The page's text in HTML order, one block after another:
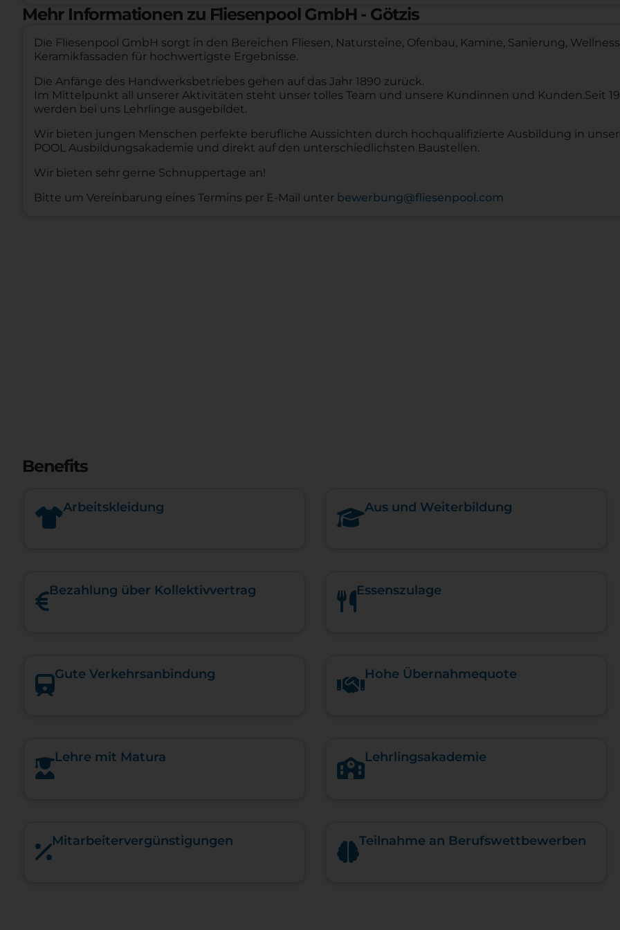
Mehr Informationen zu Fliesenpool GmbH - Götzis
Die Fliesenpool GmbH sorgt in den Bereichen Fliesen, Natursteine, Ofenbau, Kamine, Sanierung,
Keramikfassaden für hochwertigste Ergebnisse.
Die Anfänge des Handwerksbetriebes gehen auf das Jahr 1890 zurück.
Im Mittelpunkt all unserer Aktivitäten steht unser tolles Team und unsere Kundinnen und Kunden.Seit
werden bei uns Lehrlinge ausgebildet.
Wir bieten jungen Menschen perfekte berufliche Aussichten durch hochqualifizierte Ausbildung in
POOL Ausbildungsakademie und direkt auf den unterschiedlichsten Baustellen.
Wir bieten sehr gerne Schnuppertage an!
Bitte um Vereinbarung eines Termins per E-Mail unter bewerbung@fliesenpool.com
Benefits
Arbeitskleidung Aus und Weiterbildung
Bezahlung über Kollektivvertrag Essenszulage
Gute Verkehrsanbindung Hohe Über­nah­me­quote
Lehre mit Matura Lehrlingsakademie
Mitarbeiter­vergünstigungen Teilnahme an Berufswettbewerben